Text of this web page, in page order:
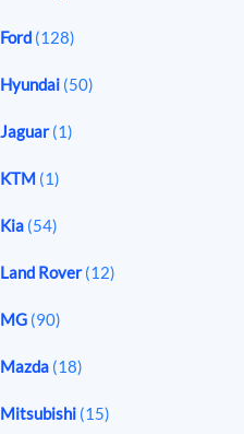
Ford (128)
Hyundai (50)
Jaguar(1)
KTM (1)
Kia (54)
Land Rover(12)
MG (90)
Mazda (18)
Mitsubishi (15)